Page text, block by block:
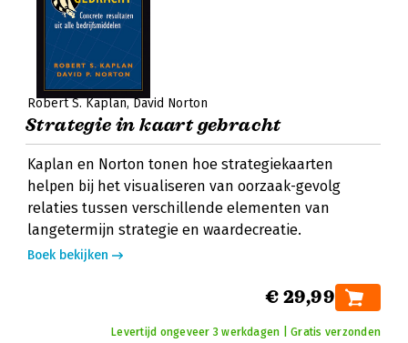
Robert S. Kaplan David Norton
Strategie in kaart gebracht
Kaplan en Norton tonen hoe strategiekaarten
helpen bij het visualiseren van oorzaak-gevolg
relaties tussen verschillende elementen van
langetermijn strategie en waardecreatie.
Boek bekijken
€ 29,99
Levertijd ongeveer 3 werkdagen | Gratis verzonden